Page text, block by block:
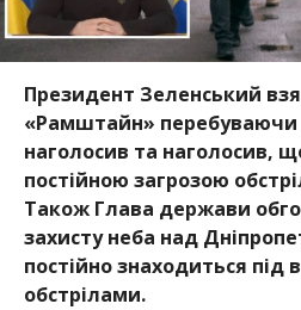
Президент Зеленський
«Рамштайн» перебуваючи
наголосив та наголосив,
постійною загрозою
Також Глава держави
захисту неба над
постійно знаходиться
обстрілами.